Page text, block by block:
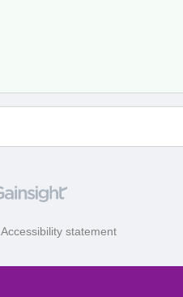
Accessibility statement